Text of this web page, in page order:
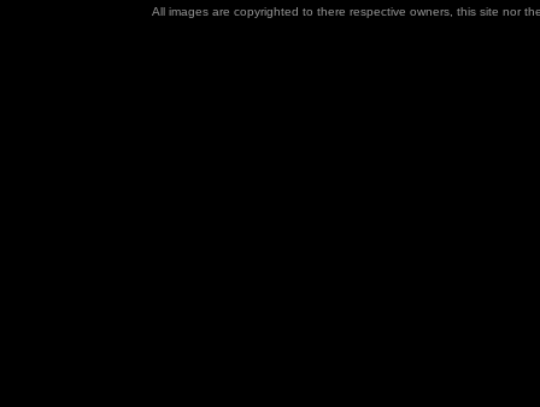
All images are copyrighted to there respective owners, this site nor